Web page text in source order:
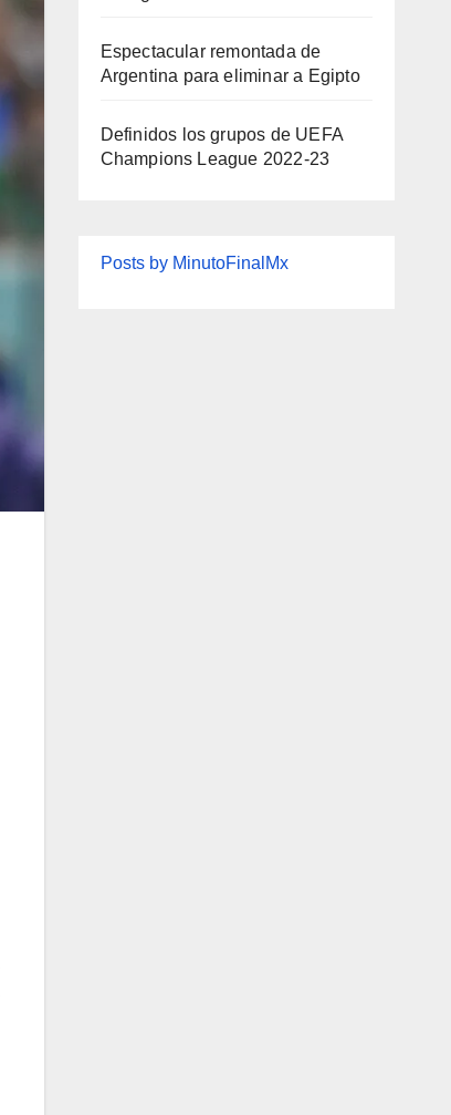
Espectacular remontada de
Argentina para eliminar a Egipto
Definidos los grupos de UEFA
Champions League 2022-23
Posts by MinutoFinalMx